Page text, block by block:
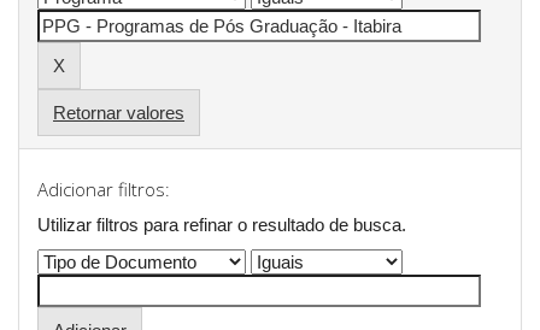
Retornar valores
Adicionar filtros:
Utilizar filtros para refinar o resultado de busca.